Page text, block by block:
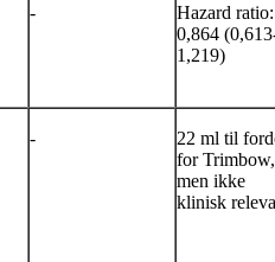
-
Hazard ratio:
0,864
1,219)
-
22 ml til
for Trimbow,
men ikke
klinisk